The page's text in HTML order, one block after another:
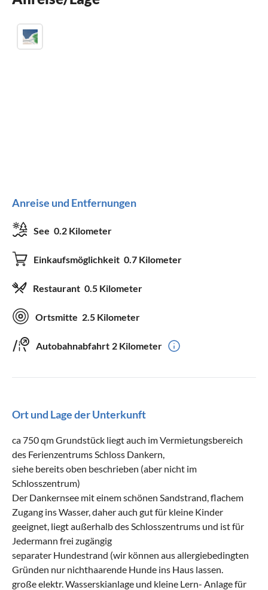
Anreise und Entfernungen
See 0.2 Kilometer
Einkaufsmöglichkeit 0.7 Kilometer
Restaurant 0.5 Kilometer
Ortsmitte 2.5 Kilometer
Autobahnabfahrt 2 Kilometer
Ort und Lage der Unterkunft
ca 750 qm Grundstück liegt auch im Vermietungsbereich
des Ferienzentrums Schloss Dankern,
siehe bereits oben beschrieben (aber nicht im
Schlosszentrum)
Der Dankernsee mit einem schönen Sandstrand, flachem
Zugang ins Wasser, daher auch gut für kleine Kinder
geeignet, liegt außerhalb des Schlosszentrums und ist für
Jedermann frei zugängig
separater Hundestrand (wir können aus allergiebedingten
Gründen nur nichthaarende Hunde ins Haus lassen.
große elektr. Wasserskianlage und kleine Lern- Anlage für